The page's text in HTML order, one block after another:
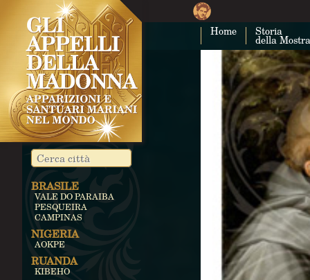
Home Storia
della Mostra
BRASILE
VALE DO PARAIBA
PESQUEIRA
CAMPINAS
NIGERIA
AOKPE
RUANDA
KIBEHO